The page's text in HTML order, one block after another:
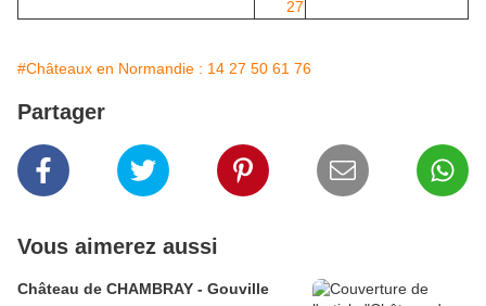
#Châteaux en Normandie : 14 27 50 61 76
Partager
Vous aimerez aussi
Château de CHAMBRAY - Gouville